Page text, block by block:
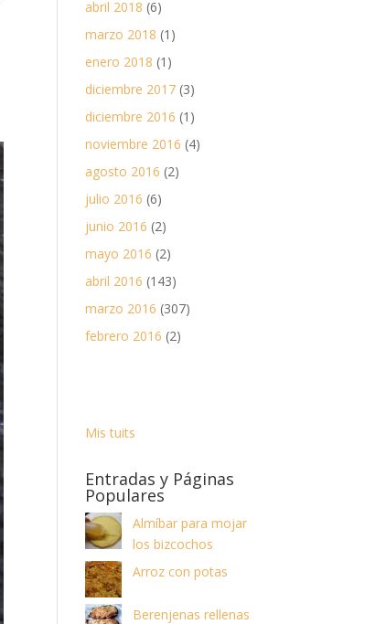
abril 2018 (6)
marzo 2018 (1)
enero 2018 (1)
diciembre 2017 (3)
diciembre 2016 (1)
noviembre 2016 (4)
agosto 2016 (2)
julio 2016 (6)
junio 2016 (2)
mayo 2016 (2)
abril 2016 (143)
marzo 2016 (307)
febrero 2016 (2)
Mis tuits
Entradas y Páginas
Populares
Almíbar para mojar
los bizcochos
Arroz con potas
Berenjenas rellenas